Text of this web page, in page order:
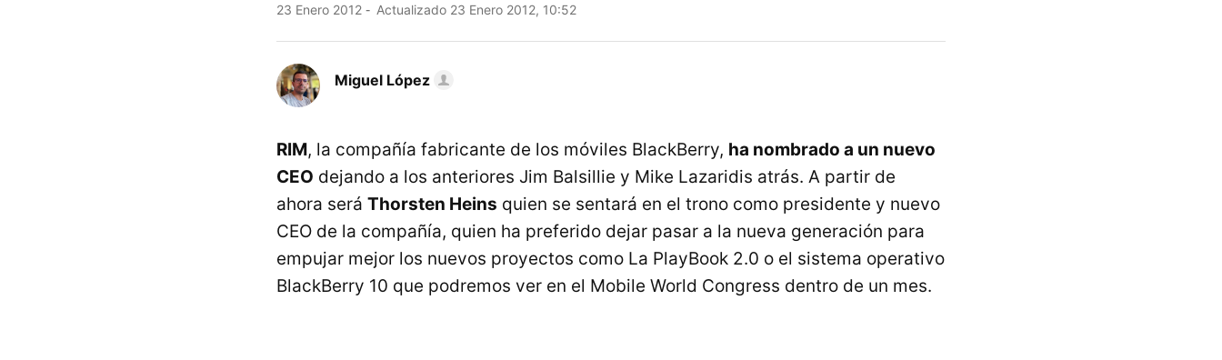
23 Enero 2012 Actualizado 23 Enero 2012, 10:52
Miguel López
RIM, la compañía fabricante de los móviles BlackBerry, ha nombrado a un nuevo
CEO dejando a los anteriores Jim Balsillie y Mike Lazaridis atrás. A partir de
ahora será Thorsten Heins quien se sentará en el trono como presidente y nuevo
CEO de la compañía, quien ha preferido dejar pasar a la nueva generación para
empujar mejor los nuevos proyectos como La PlayBook 2.0 o el sistema operativo
BlackBerry 10 que podremos ver en el Mobile World Congress dentro de un mes.